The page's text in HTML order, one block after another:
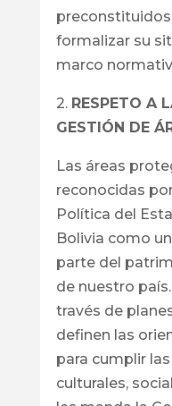
formalizar su
marco
2. RESPETO A
GESTIÓN DE
Las áreas
reconocidas
Política del
Bolivia como
parte del
de nuestro
través de
definen las
para cumplir
culturales,